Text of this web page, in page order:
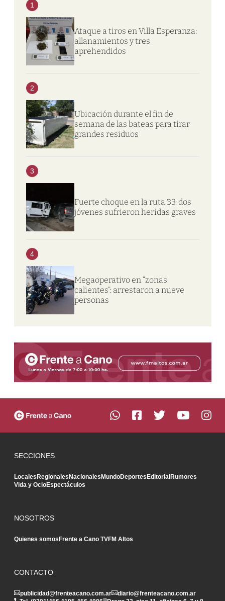
1
Ataque a tiros en Villa Esperanza:
allanamientos y tres
aprehendidos
2
Ubicación durante el fin de
semana de las bateas para tirar
grandes residuos
3
Fuerte choque en la ruta 33: dos
jóvenes sufrieron heridas graves
4
Megaoperativo en “zonas
calientes”: arrestaron a nueve
personas
SECCIONES
LocalesRegionalesNacionalesMundoDeportesEditorialRumores
Vida y OcioEspectáculos
NOSOTROS
Quienes somosFrente a Cano TVFM Altos
CONTACTO
publicidad@frenteacano.com.ar
diario@frenteacano.com.ar